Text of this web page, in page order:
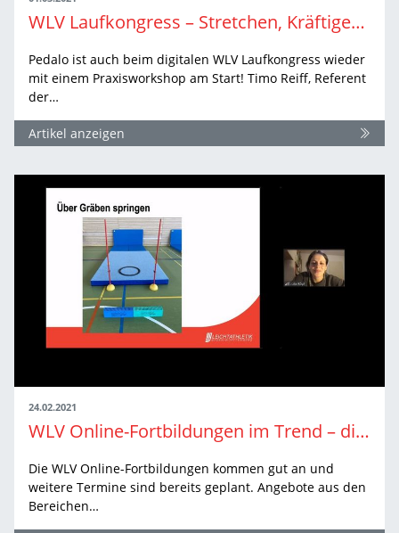
WLV Laufkongress – Stretchen, Kräftigen und Stabilisieren. Einfach. Klar. Umsetzbar.
Pedalo ist auch beim digitalen WLV Laufkongress wieder
mit einem Praxisworkshop am Start! Timo Reiff, Referent
der…
Artikel anzeigen
24.02.2021
WLV Online-Fortbildungen im Trend – die nächsten Highlights
Die WLV Online-Fortbildungen kommen gut an und
weitere Termine sind bereits geplant. Angebote aus den
Bereichen…